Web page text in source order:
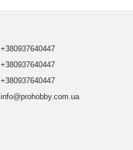
+380937640447
+380937640447
+380937640447
info@prohobby.com.ua